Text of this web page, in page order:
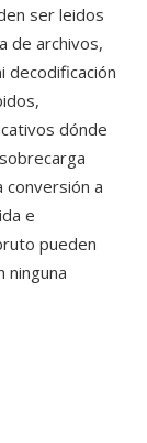
ser leidos
de archivos,
decodificación
dónde
conversión a
e
pueden
ninguna